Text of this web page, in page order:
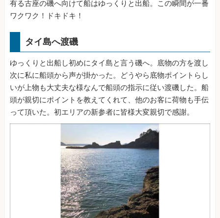
有る古座の磯へ向けて船はゆっくりと出船。この瞬間が一番
ワクワク！ドキドキ！
タイ島へ渡磯
ゆっくりと出船し初めにタイ島と言う磯へ。底物の方を渡し
次に私に船頭から声が掛かった。どうやら底物ポイントらし
いが上物も大丈夫な様なんで船頭の指示に従い渡磯した。船
頭が親切にポイントを教えてくれて、他のお客に荷物も手伝
って頂いた。初エリアの新参者に皆様大変親切で感謝。